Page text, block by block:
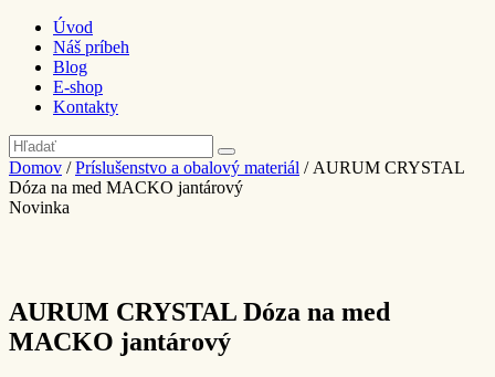
Úvod
Náš príbeh
Blog
E-shop
Kontakty
Domov /Príslušenstvo a obalový materiál / AURUM CRYSTAL
Dóza na med MACKO jantárový
Novinka
AURUM CRYSTAL Dóza na med
MACKO jantárový